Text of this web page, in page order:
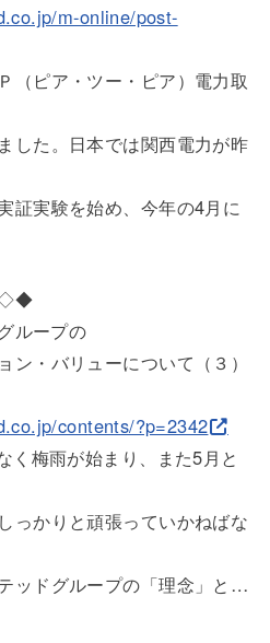
m-online/post-
（ピア・ツー・ピア）電力取
した。日本では関西電力が昨
証実験を始め、今年の4月に
ループの
ン・バリューについて（３）
contents/?p=2342
く梅雨が始まり、また5月と
っかりと頑張っていかねばな
ッドグループの「理念」と…